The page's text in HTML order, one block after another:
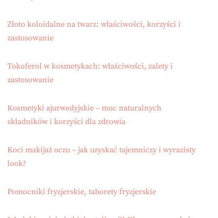
Złoto koloidalne na twarz: właściwości, korzyści i
zastosowanie
Tokoferol w kosmetykach: właściwości, zalety i
zastosowanie
Kosmetyki ajurwedyjskie – moc naturalnych
składników i korzyści dla zdrowia
Koci makijaż oczu – jak uzyskać tajemniczy i wyrazisty
look?
Pomocniki fryzjerskie, taborety fryzjerskie